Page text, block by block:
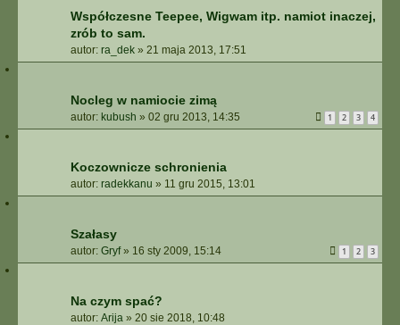
Współczesne Teepee, Wigwam itp. namiot inaczej,
zrób to sam.
autor: ra_dek » 21 maja 2013, 17:51
Nocleg w namiocie zimą
autor: kubush » 02 gru 2013, 14:35 1 2 3 4
Koczownicze schronienia
autor: radekkanu » 11 gru 2015, 13:01
Szałasy
autor: Gryf» 16 sty 2009, 15:14 1 2 3
Na czym spać?
autor: Arija » 20 sie 2018, 10:48